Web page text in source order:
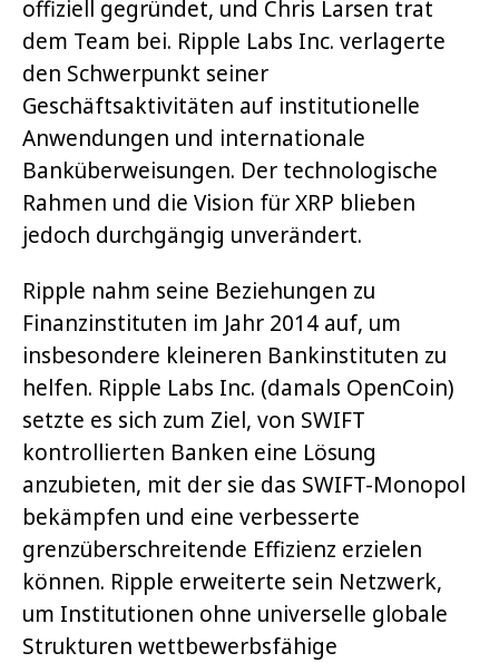
offiziell gegründet, und Chris Larsen trat
dem Team bei. Ripple Labs Inc. verlagerte
den Schwerpunkt seiner
Geschäftsaktivitäten auf institutionelle
Anwendungen und internationale
Banküberweisungen. Der technologische
Rahmen und die Vision für XRP blieben
jedoch durchgängig unverändert.
Ripple nahm seine Beziehungen zu
Finanzinstituten im Jahr 2014 auf, um
insbesondere kleineren Bankinstituten zu
helfen. Ripple Labs Inc. (damals OpenCoin)
setzte es sich zum Ziel, von SWIFT
kontrollierten Banken eine Lösung
anzubieten, mit der sie das SWIFT-Monopol
bekämpfen und eine verbesserte
grenzüberschreitende Effizienz erzielen
können. Ripple erweiterte sein Netzwerk,
um Institutionen ohne universelle globale
Strukturen wettbewerbsfähige